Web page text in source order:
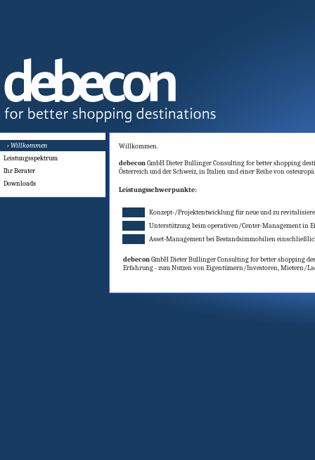
› Willkommen
Leistungsspektrum
Ihr Berater
Downloads
Willkommen.
debeconGmbH Dieter Bullinger Consulting for better shopping
Österreich und der Schweiz, in Italien und einer Reihe von
Leistungsschwerpunkte:
Konzept-/Projektentwicklung für neue und zu
Unterstützung beim operativen/Center-Management in
Asset-Management bei Bestandsimmobilien
debeconGmbH Dieter Bullinger Consulting for better shopping
Erfahrung - zum Nutzen von Eigentümern/Investoren, Mietern/